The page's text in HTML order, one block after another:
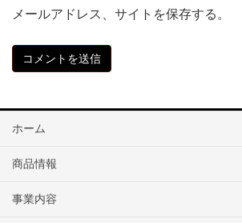
メールアドレス、サイトを保存する。
ホーム
商品情報
事業内容